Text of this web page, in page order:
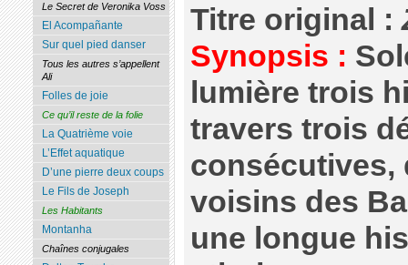
Titre original :
Synopsis :
lumière trois
travers trois
consécutives,
voisins des
une longue
Le Secret de Veronika Voss
El Acompañante
Sur quel pied danser
Tous les autres s’appellent
Ali
Folles de joie
Ce qu’il reste de la folie
La Quatrième voie
L’Effet aquatique
D’une pierre deux coups
Le Fils de Joseph
Les Habitants
Montanha
Chaînes conjugales